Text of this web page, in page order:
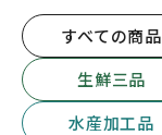
すべての商品
生鮮三品
水産加工品